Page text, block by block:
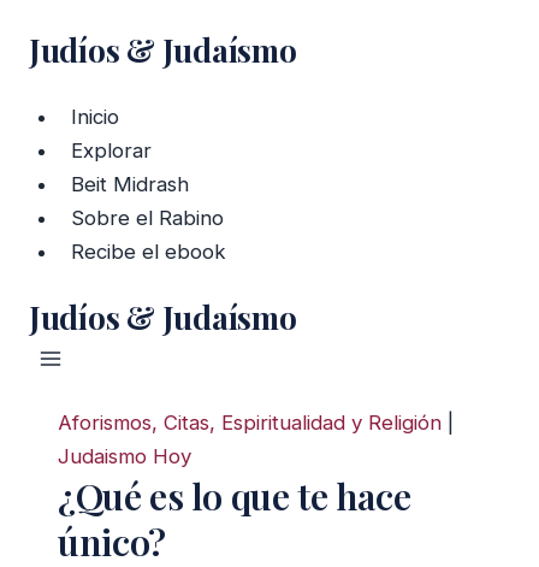
Judíos & Judaísmo
Inicio
Explorar
Beit Midrash
Sobre el Rabino
Recibe el ebook
Judíos & Judaísmo
Aforismos, Citas, Espiritualidad y Religión
Judaismo Hoy
¿Qué es lo que te hace
único?